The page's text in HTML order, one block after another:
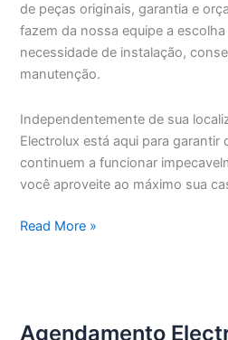
de peças originais, garantia e
fazem da nossa equipe a
necessidade de instalação,
manutenção.
Independentemente de sua
Electrolux está aqui para garantir
continuem a funcionar
você aproveite ao máximo sua
Assistência
Lapa
Read More »
Agendamento